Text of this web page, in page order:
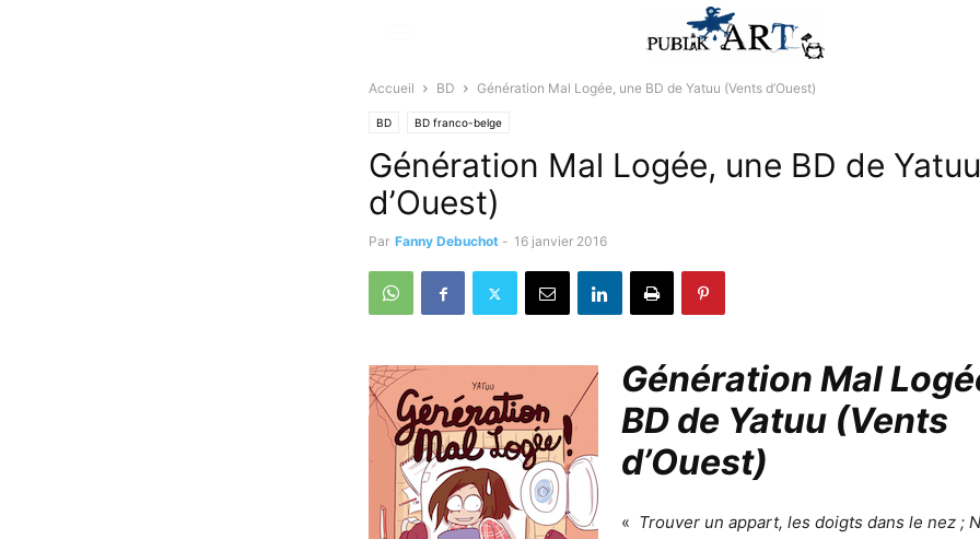
Accueil BD Génération Mal Logée, une BD de Yatuu (Vents d’Ouest)
BD BD franco-belge
Génération Mal Logée, une BD de
d’Ouest)
Par Fanny Debuchot - 16 janvier 2016
Génération Mal
BD de Yatuu (Vents
d’Ouest)
« Trouver un appart, les doigts dans le nez ;